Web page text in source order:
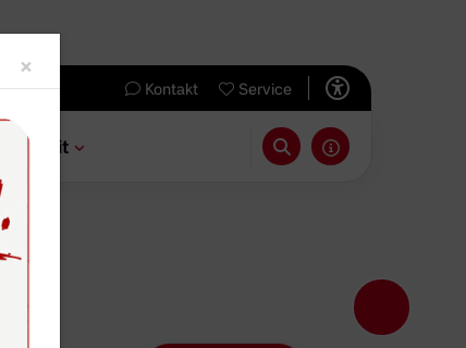
Kontakt Service
Freizeit
Archiv
× Close